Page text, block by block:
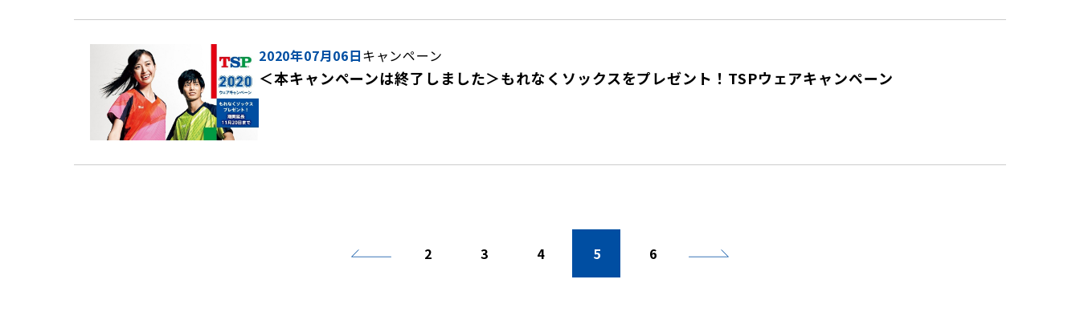
2020年07月06日キャンペーン
＜本キャンペーンは終了しました＞もれなくソックスをプレゼント！TSPウェアキャンペーン
2 3 4 5 6